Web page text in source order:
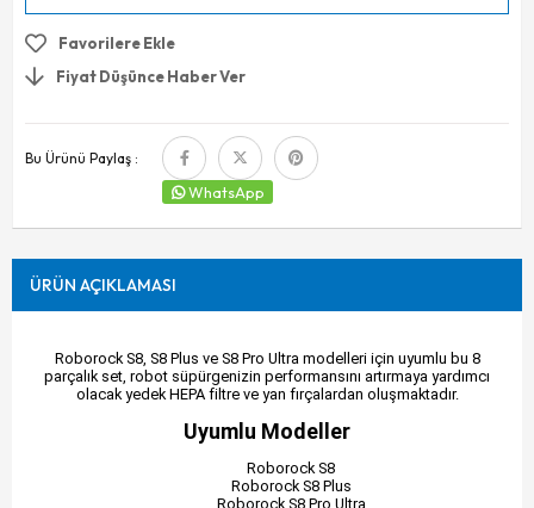
Favorilere Ekle
Fiyat Düşünce Haber Ver
Bu Ürünü Paylaş :
WhatsApp
ÜRÜN AÇIKLAMASI
Roborock S8, S8 Plus ve S8 Pro Ultra modelleri için uyumlu bu 8
parçalık set, robot süpürgenizin performansını artırmaya yardımcı
olacak yedek HEPA filtre ve yan fırçalardan oluşmaktadır.
Uyumlu Modeller
Roborock S8
Roborock S8 Plus
Roborock S8 Pro Ultra